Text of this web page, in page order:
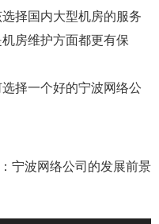
择国内大型机房的服务
房维护方面都更有保
择一个好的宁波网络公
宁波网络公司的发展前景